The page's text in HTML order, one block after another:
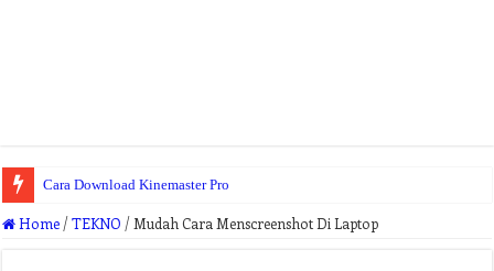
Cara Download Kinemaster Pro
Dapatkan Simontox App 2020 Latest Version Tanpa Iklan
Home /TEKNO / Mudah Cara Menscreenshot Di Laptop